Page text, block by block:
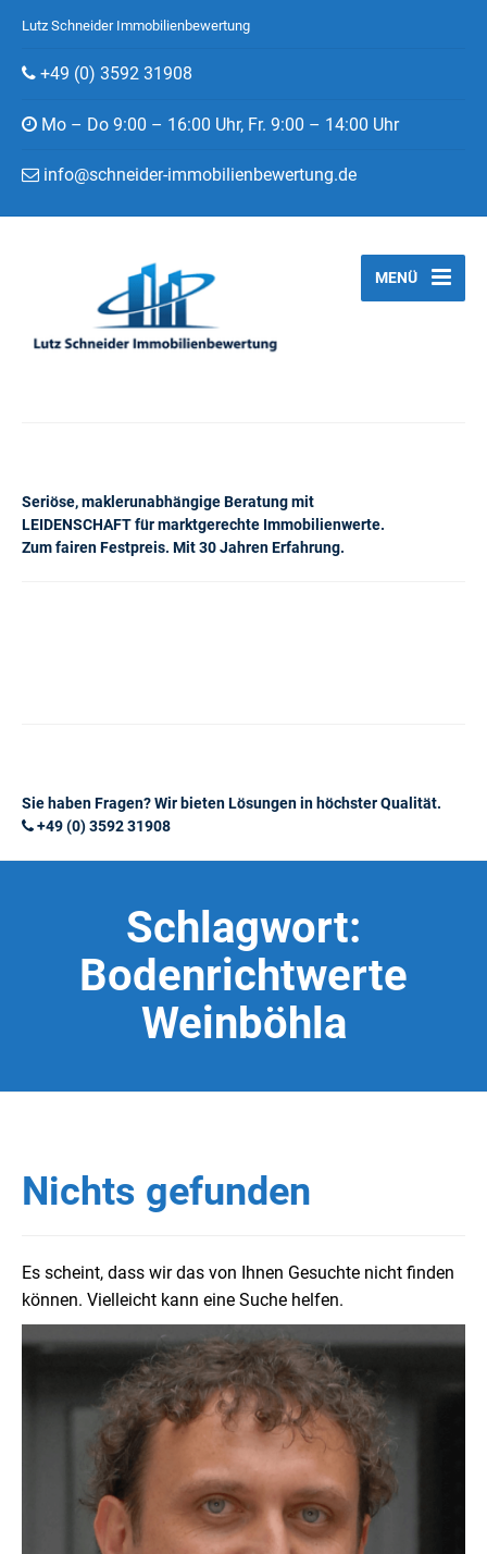
Lutz Schneider Immobilienbewertung
+49 (0) 3592 31908
Mo – Do 9:00 – 16:00 Uhr, Fr. 9:00 – 14:00 Uhr
info@schneider-immobilienbewertung.de
Seriöse, maklerunabhängige Beratung mit
LEIDENSCHAFT für marktgerechte Immobilienwerte.
Zum fairen Festpreis. Mit 30 Jahren Erfahrung.
MENÜ
Sie haben Fragen? Wir bieten Lösungen in höchster Qualität.
+49 (0) 3592 31908
Schlagwort:
Bodenrichtwerte
Weinböhla
Nichts gefunden
Es scheint, dass wir das von Ihnen Gesuchte nicht finden
können. Vielleicht kann eine Suche helfen.